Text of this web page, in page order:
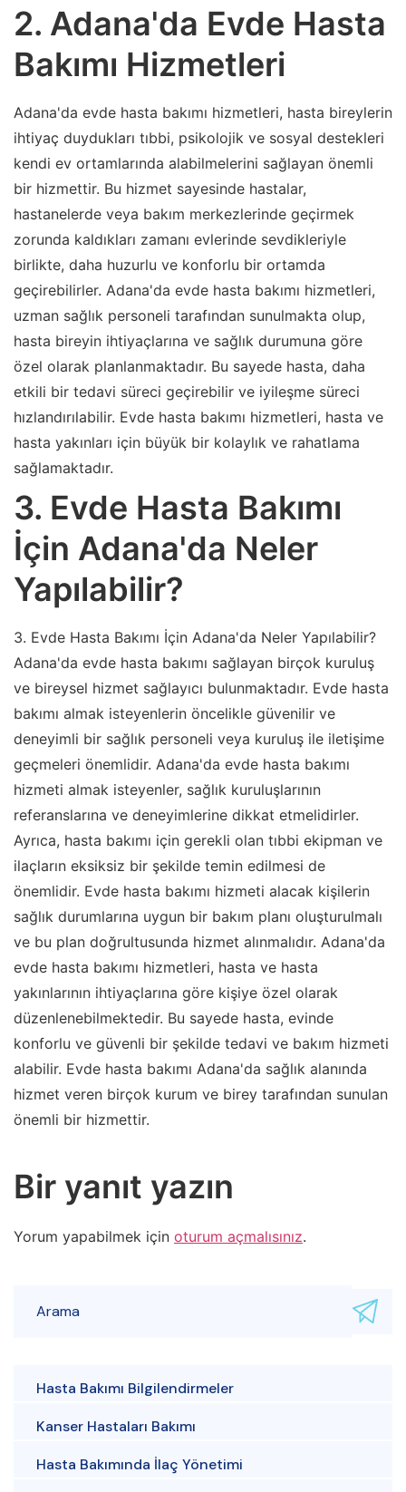
2. Adana'da Evde Hasta
Bakımı Hizmetleri
Adana'da evde hasta bakımı hizmetleri, hasta bireylerin
ihtiyaç duydukları tıbbi, psikolojik ve sosyal destekleri
kendi ev ortamlarında alabilmelerini sağlayan önemli
bir hizmettir. Bu hizmet sayesinde hastalar,
hastanelerde veya bakım merkezlerinde geçirmek
zorunda kaldıkları zamanı evlerinde sevdikleriyle
birlikte, daha huzurlu ve konforlu bir ortamda
geçirebilirler. Adana'da evde hasta bakımı hizmetleri,
uzman sağlık personeli tarafından sunulmakta olup,
hasta bireyin ihtiyaçlarına ve sağlık durumuna göre
özel olarak planlanmaktadır. Bu sayede hasta, daha
etkili bir tedavi süreci geçirebilir ve iyileşme süreci
hızlandırılabilir. Evde hasta bakımı hizmetleri, hasta ve
hasta yakınları için büyük bir kolaylık ve rahatlama
sağlamaktadır.
3. Evde Hasta Bakımı
İçin Adana'da Neler
Yapılabilir?
3. Evde Hasta Bakımı İçin Adana'da Neler Yapılabilir?
Adana'da evde hasta bakımı sağlayan birçok kuruluş
ve bireysel hizmet sağlayıcı bulunmaktadır. Evde hasta
bakımı almak isteyenlerin öncelikle güvenilir ve
deneyimli bir sağlık personeli veya kuruluş ile iletişime
geçmeleri önemlidir. Adana'da evde hasta bakımı
hizmeti almak isteyenler, sağlık kuruluşlarının
referanslarına ve deneyimlerine dikkat etmelidirler.
Ayrıca, hasta bakımı için gerekli olan tıbbi ekipman ve
ilaçların eksiksiz bir şekilde temin edilmesi de
önemlidir. Evde hasta bakımı hizmeti alacak kişilerin
sağlık durumlarına uygun bir bakım planı oluşturulmalı
ve bu plan doğrultusunda hizmet alınmalıdır. Adana'da
evde hasta bakımı hizmetleri, hasta ve hasta
yakınlarının ihtiyaçlarına göre kişiye özel olarak
düzenlenebilmektedir. Bu sayede hasta, evinde
konforlu ve güvenli bir şekilde tedavi ve bakım hizmeti
alabilir. Evde hasta bakımı Adana'da sağlık alanında
hizmet veren birçok kurum ve birey tarafından sunulan
önemli bir hizmettir.
Bir yanıt yazın
Yorum yapabilmek için oturum açmalısınız.
Hasta Bakımı Bilgilendirmeler
Kanser Hastaları Bakımı
Hasta Bakımında İlaç Yönetimi